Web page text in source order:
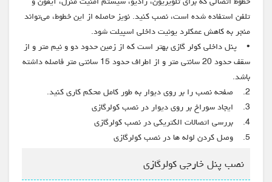
تلفن استفاده شده است، نصب کنید. نویز حاصله از این خطوط، می‌تواند
منجر به کاهش عمکلرد یونیت داخلی اسپیلت شود.
• پنل داخلی کولر گازی بهتر است که از زمین حدود دو و نیم متر و از
سقف حدود 20 سانتی متر و از اطراف حدود 15 سانتی متر فاصله داشته
باشد.
2. صفحه نصب را بر روی دیوار به طور کامل محکم کاری کنید.
3. ایجاد سوراخ بر روی دیوار در نصب کولرگازی
4. بررسی اتصالات الکتریکی در نصب کولرگازی
5. وصل کردن لوله ها در نصب کولرگازی
نصب پنل خارجی کولرگازی